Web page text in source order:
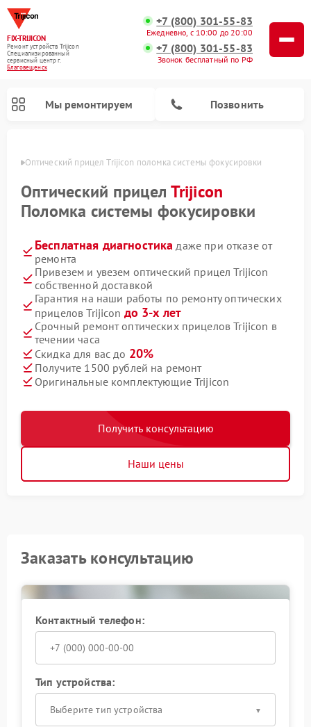
FIX-TRIJICON
Ремонт устройств Trijicon
Специализированный
cервисный центр г.
Благовещенск
+7 (800) 301-55-83
Ежедневно, с 10:00 до 20:00
+7 (800) 301-55-83
Звонок бесплатный по РФ
Мы ремонтируем Позвонить
Оптический прицел Trijicon поломка системы фокусировки
Оптический прицелTrijicon
Поломка системы фокусировки
Бесплатная диагностика даже при отказе от
ремонта
Привезем и увезем оптический прицел Trijicon
собственной доставкой
Гарантия на наши работы по ремонту оптических
прицелов Trijicon до 3-х лет
Срочный ремонт оптических прицелов Trijicon в
течении часа
Скидка для вас до 20%
Получите 1500 рублей на ремонт
Оригинальные комплектующие Trijicon
Получить консультацию
Наши цены
Заказать консультацию
Контактный телефон:
Тип устройства:
Выберите тип устройства